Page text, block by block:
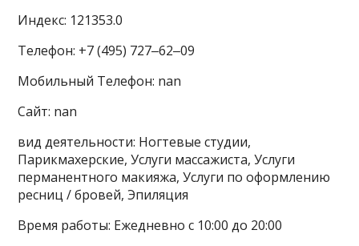
Индекс: 121353.0
Телефон: +7 (495) 727‒62‒09
Мобильный Телефон: nan
Сайт: nan
вид деятельности: Ногтевые студии,
Парикмахерские, Услуги массажиста, Услуги
перманентного макияжа, Услуги по оформлению
ресниц / бровей, Эпиляция
Время работы: Ежедневно с 10:00 до 20:00